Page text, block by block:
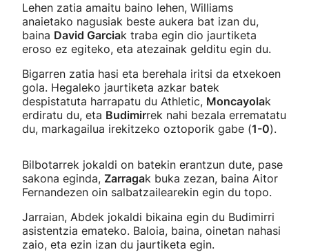
Lehen zatia amaitu baino lehen, Williams
anaietako nagusiak beste aukera bat izan du,
baina David Garciak traba egin dio jaurtiketa
eroso ez egiteko, eta atezainak gelditu egin du.
Bigarren zatia hasi eta berehala iritsi da etxekoen
gola. Hegaleko jaurtiketa azkar batek
despistatuta harrapatu du Athletic, Moncayolak
erdiratu du, eta Budimirrek nahi bezala errematatu
du, markagailua irekitzeko oztoporik gabe (1-0).
Bilbotarrek jokaldi on batekin erantzun dute, pase
sakona eginda, Zarragak buka zezan, baina Aitor
Fernandezen oin salbatzailearekin egin du topo.
Jarraian, Abdek jokaldi bikaina egin du Budimirri
asistentzia emateko. Baloia, baina, oinetan nahasi
zaio, eta ezin izan du jaurtiketa egin.